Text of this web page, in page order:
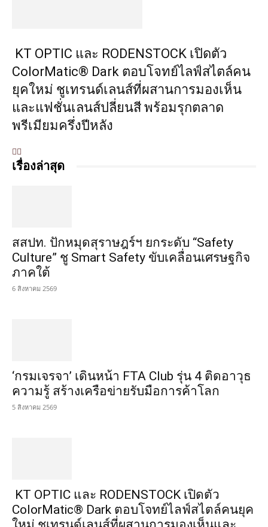
KT OPTIC และ RODENSTOCK เปิดตัว
ColorMatic® Dark ตอบโจทย์ไลฟ์สไตล์คน
ยุคใหม่ ชูเทรนด์เลนส์ที่ผสานการมองเห็น
และแฟชั่นเลนส์ปลี่ยนสี พร้อมรุกตลาด
พรีเมียมครึ่งปีหลัง
เรื่องล่าสุด
สสปท. ปักหมุดสุราษฎร์ฯ ยกระดับ “Safety
Culture” ชู Smart Safety ขับเคลื่อนเศรษฐกิจ
ภาคใต้
6 สิงหาคม 2569
‘กรมเจรจา’ เดินหน้า FTA Club รุ่น 4 ติดอาวุธ
ความรู้ สร้างเครือข่ายรับมือการค้าโลก
5 สิงหาคม 2569
KT OPTIC และ RODENSTOCK เปิดตัว
ColorMatic® Dark ตอบโจทย์ไลฟ์สไตล์คนยุค